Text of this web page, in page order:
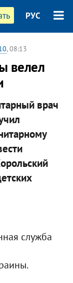
РУС
, 08:13
велел
врач
служба